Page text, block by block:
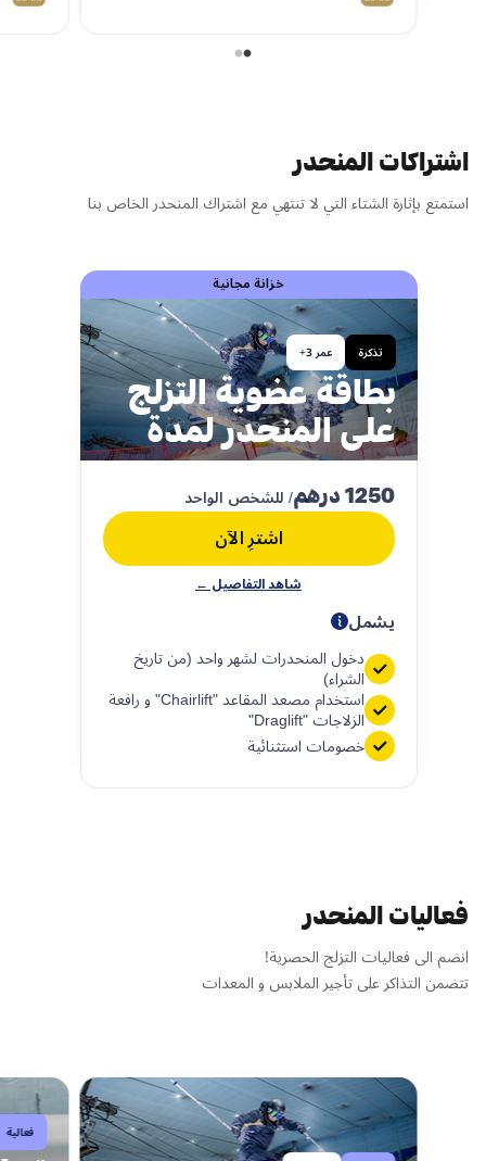
اشتراكات المنحدر
استمتع بإثارة الشتاء التي لا تنتهي مع اشتراك المنحدر الخاص بنا
خزانة مجانية
تذكرة عمر 3+
بطاقة عضوية التزلج
على المنحدر لمدة
شهر
1250 درهم / للشخص الواحد
اشترِ الآن
شاهد التفاصيل ←
يشمل
دخول المنحدرات لشهر واحد (من تاريخ
الشراء)
استخدام مصعد المقاعد "Chairlift" و رافعة
الزلاجات "Draglift"
خصومات استثنائية
فعاليات المنحدر
انضم الى فعاليات التزلج الحصرية!
تتضمن التذاكر على تأجير الملابس و المعدات
فعالية